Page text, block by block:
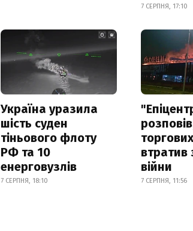
7 СЕРПНЯ, 17:10
Україна уразила
шість суден
тіньового флоту
РФ та 10
енерговузлів
7 СЕРПНЯ, 18:10
втратив
війни
7 СЕРПНЯ, 11:56